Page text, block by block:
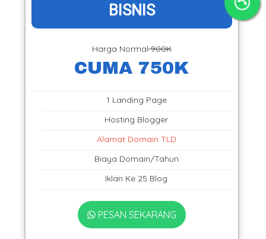
BISNIS
Harga Normal900K
CUMA 750K
1 Landing Page
Hosting Blogger
Alamat Domain TLD
Biaya Domain/Tahun
Iklan Ke 25 Blog
PESAN SEKARANG